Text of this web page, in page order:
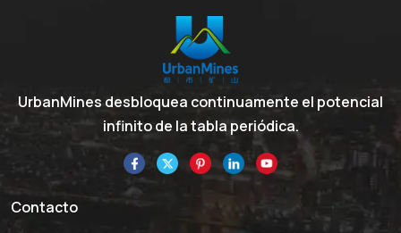
UrbanMines desbloquea continuamente el potencial
infinito de la tabla periódica.
Contacto